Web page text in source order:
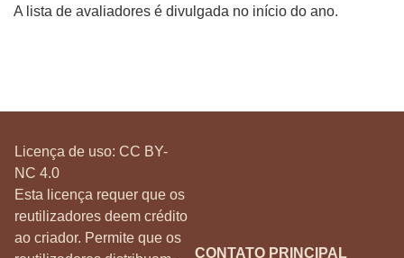
A lista de avaliadores é divulgada no início do ano.
Licença de uso: CC BY-
NC 4.0
Esta licença requer que os
reutilizadores deem crédito
ao criador. Permite que os
CONTATO PRINCIPAL